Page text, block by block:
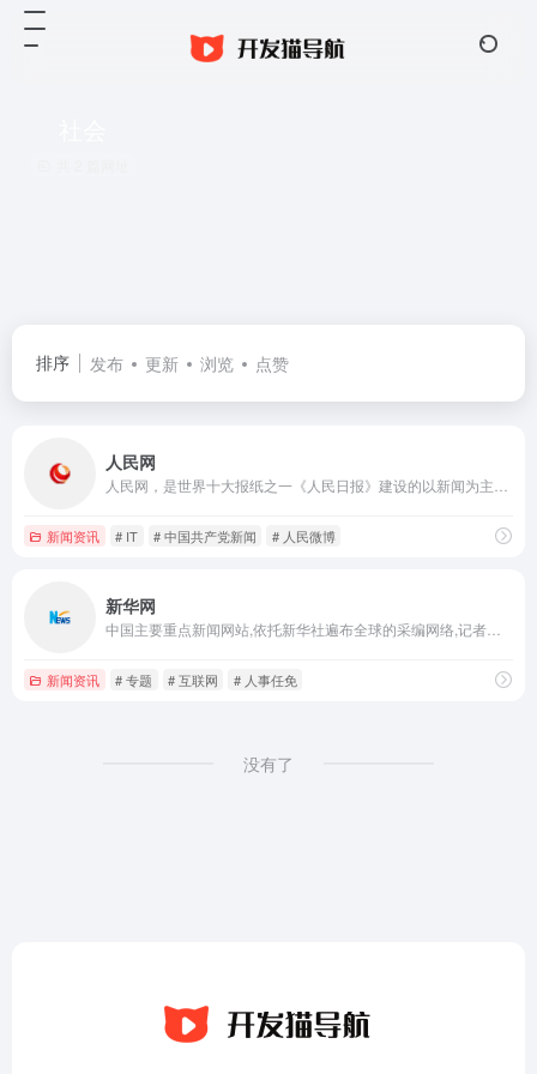
排序 发布 更新 浏览 点赞
人民网
新闻资讯 # IT # 中国共产党新闻 # 人民微博
新华网
新闻资讯 # 专题 # 互联网 # 人事任免
没有了